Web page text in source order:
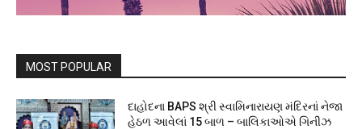
MOST POPULAR
દાહોદના BAPS શ્રી સ્વામિનારાયણ મંદિરનાં નેજા
હેઠળ આવેલાં 15 બાળ – બાલિકાઓએ ગિનીઝ